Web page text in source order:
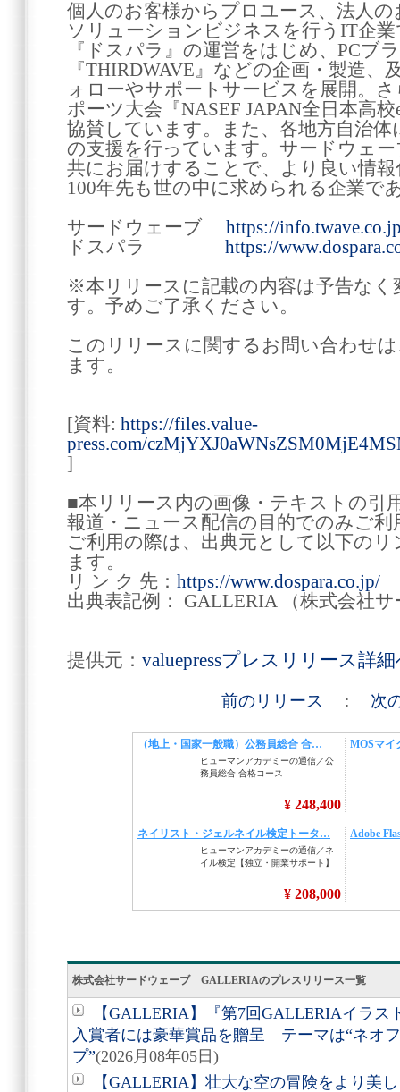
個人のお客様からプロユース、法人
ソリューションビジネスを行うIT企
『ドスパラ』の運営をはじめ、PCブ
『THIRDWAVE』などの企画・製造
ォローやサポートサービスを展開。
ポーツ大会『NASEF JAPAN全日本高
協賛しています。また、各地方自治
の支援を行っています。サードウェ
共にお届けすることで、より良い情
100年先も世の中に求められる企業で
サードウェーブ https://
ドスパラ https://
※本リリースに記載の内容は予告なく
す。予めご了承ください。
このリリースに関するお問い合わせ
ます。
[資料: https://files.value-
press.com/
]
■本リリース内の画像・テキストの引
報道・ニュース配信の目的でのみご
ご利用の際は、出典元として以下の
ます。
リ ン ク 先： https://www.dospara.co.jp/
出典表記例： GALLERIA （株式会社
提供元： valuepressプレスリリース詳
前のリリース : 次
株式会社サードウェーブ GALLERIAのプレスリリース一覧
【GALLERIA】『第7回GALLERIAイラ
入賞者には豪華賞品を贈呈 テーマは“ネオ
プ”(2026月08年05日)
【GALLERIA】壮大な空の冒険をより美